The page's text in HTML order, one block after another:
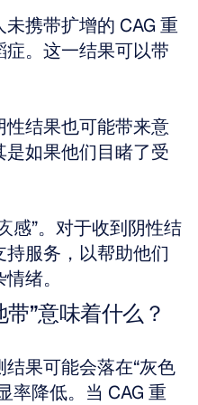
携带扩增的 CAG 重
。这一结果可以带
结果也可能带来意
如果他们目睹了受
感”。对于收到阴性结
服务，以帮助他们
绪。
”意味着什么？
果可能会落在“灰色
率降低。当 CAG 重